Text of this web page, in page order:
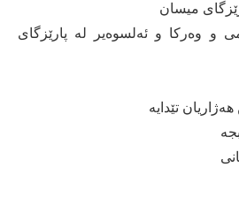
میسان
و وەركا و ئەلسوەیر لە پارێزگای
تێدایە